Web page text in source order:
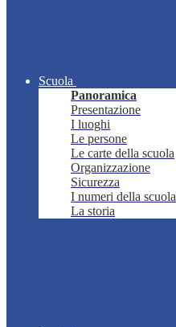
Scuola
Panoramica
Presentazione
I luoghi
Le persone
Le carte della scuola
Organizzazione
Sicurezza
I numeri della scuola
La storia